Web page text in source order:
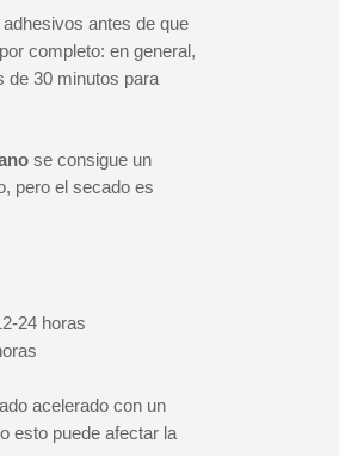
antes de que
completo: en general,
de 30 minutos para
se consigue un
pero el secado es
24 horas
acelerado con un
esto puede afectar la